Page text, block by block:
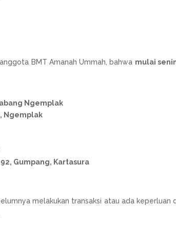
BMT Amanah Ummah, bahwa mulai
Ngemplak
Ngemplak
Gumpang, Kartasura
melakukan transaksi atau ada keperluan